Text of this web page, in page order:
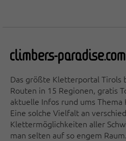
Das größte Kletterportal Tirols
Routen in 15 Regionen, gratis
aktuelle Infos rund ums Thema
Eine solche Vielfalt an
Klettermöglichkeiten aller
man selten auf so engem Raum.